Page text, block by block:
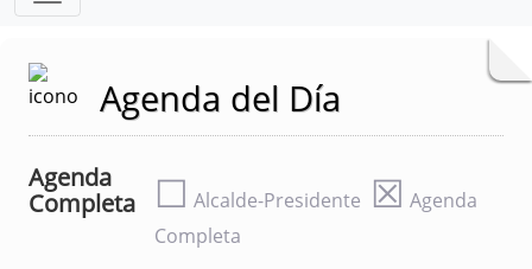
Agenda del Día
Agenda
Completa
☐ Alcalde-Presidente ☒ Agenda
Completa